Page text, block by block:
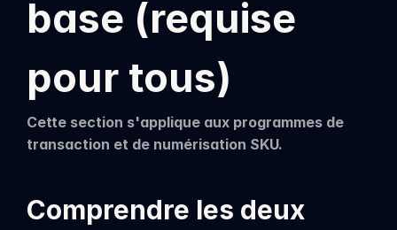
base (requise
pour tous)
Cette section s'applique aux programmes de
transaction et de numérisation SKU.
Comprendre les deux